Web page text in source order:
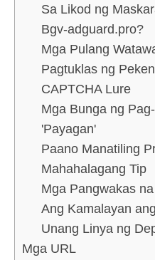
Sa Likod ng
Bgv-adguard.pro?
Mga Pulang
Pagtuklas ng
CAPTCHA Lure
Mga Bunga ng
'Payagan'
Paano Manatiling
Mahahalagang Tip
Mga Pangwakas
Ang Kamalayan
Unang Linya ng
Mga URL